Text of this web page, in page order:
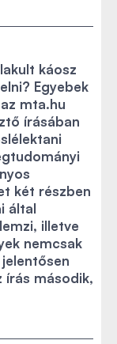
káosz
Egyebek
mta.hu
írásában
két részben
által
illetve
nemcsak
írás második,